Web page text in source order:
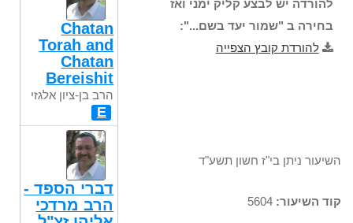
להורדה יש לבצע קליק ימני ואז
בחירה ב "שמור יעד בשם...":
להורדת קובץ הצפייה
השיעור ניתן בי"ז חשון תשע"ד
קוד השיעור:
Chatan
Torah and
Chatan
Bereishit
הרב בן-ציון אלגזי
E
דברי הספד -
הרב מרדכי